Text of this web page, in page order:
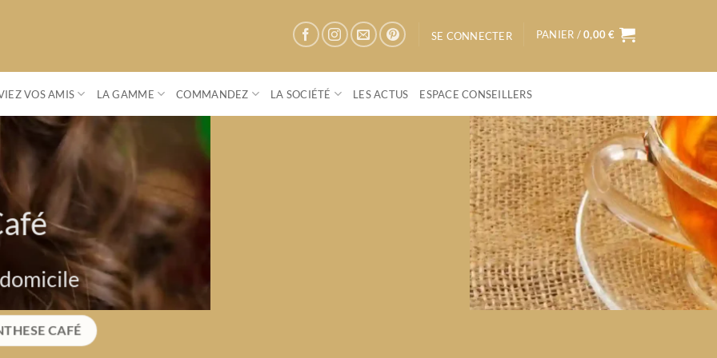
SE CONNECTER PANIER /0,00€
VOS AMIS LA GAMME COMMANDEZ LA SOCIÉTÉ LES ACTUS ESPACE CONSEILLERS
Parenthese Café
Conviez vos amis à une vente privée
S'OFFRIR UN MOMENT DE CONVIVIALITÉ